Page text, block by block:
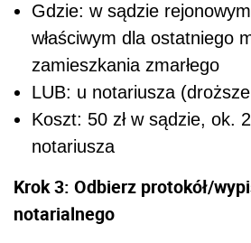
Gdzie: w sądzie
właściwym dla ostatniego
zamieszkania zmarłego
LUB: u notariusza
Koszt: 50 zł w sądzie, ok.
notariusza
Krok 3: Odbierz protokół/
notarialnego